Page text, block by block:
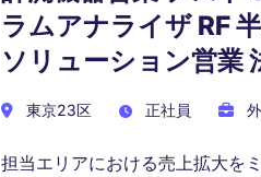
ラムアナライザ RF
ソリューション営業
東京23区 正社員
担当エリアにおける売上拡大を